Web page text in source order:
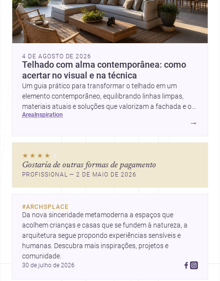
4 DE AGOSTO DE 2026
Telhado com alma contemporânea: como
acertar no visual e na técnica
Um guia prático para transformar o telhado em um
elemento contemporâneo, equilibrando linhas limpas,
materiais atuais e soluções que valorizam a fachada e o
conforto da casa.
area inspiration
→
★★★★ ★
Gostaria de outras formas de pagamento
PROFISSIONAL — 2 DE MAIO DE 2026
#ARCHSPLACE
Da nova sinceridade metamoderna a espaços que
acolhem crianças e casas que se fundem à natureza, a
arquitetura segue propondo experiências sensíveis e
humanas. Descubra mais inspirações, projetos e
comunidade.
30 de julho de 2026